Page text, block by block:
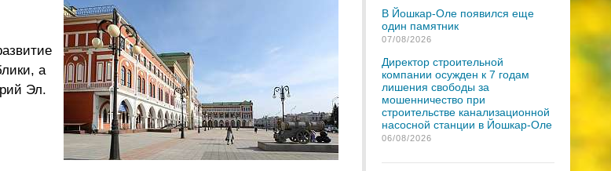
а
Эл.
В Йошкар-Оле появился еще
один памятник
07/08/2026
Директор строительной
компании осужден к 7 годам
лишения свободы за
мошенничество при
строительстве канализационной
насосной станции в Йошкар-Оле
06/08/2026